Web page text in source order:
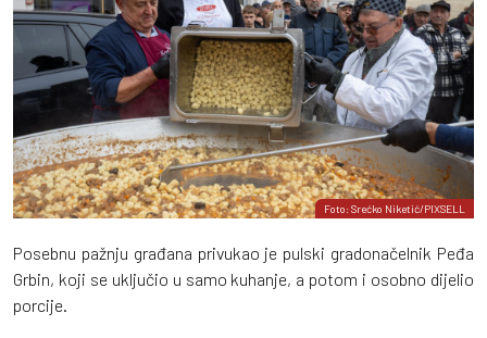
Foto: Srećko Niketić/PIXSELL
Posebnu pažnju građana privukao je pulski gradonačelnik Peđa
Grbin, koji se uključio u samo kuhanje, a potom i osobno dijelio
porcije.